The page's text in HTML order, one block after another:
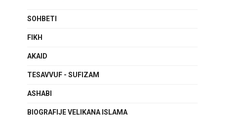
SOHBETI
FIKH
AKAID
TESAVVUF - SUFIZAM
ASHABI
BIOGRAFIJE VELIKANA ISLAMA